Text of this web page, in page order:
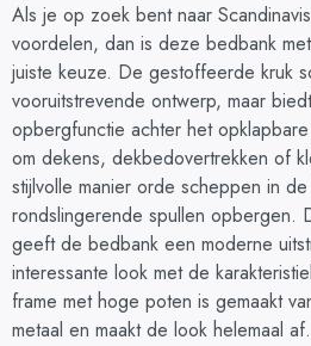
Als je op zoek bent naar
voordelen, dan is deze bedbank
juiste keuze. De gestoffeerde kruk
vooruitstrevende ontwerp, maar
opbergfunctie achter het
om dekens, dekbedovertrekken of
stijlvolle manier orde scheppen in
rondslingerende spullen opbergen.
geeft de bedbank een moderne
interessante look met de
frame met hoge poten is gemaakt
metaal en maakt de look helemaal af.